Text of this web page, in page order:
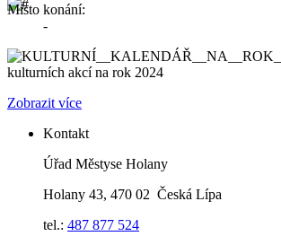
Místo konání:
-
kulturních akcí na rok 2024
Zobrazit více
Kontakt
Úřad Městyse Holany
Holany 43, 470 02 Česká Lípa
tel.: 487 877 524